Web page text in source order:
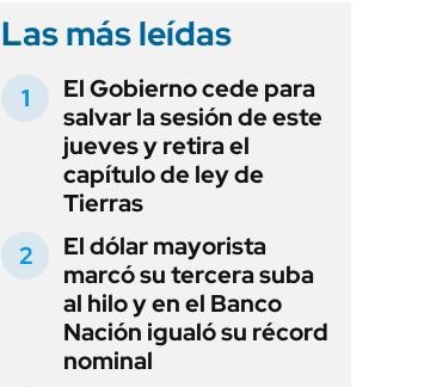
Las más leídas
El Gobierno cede para
salvar la sesión de este
jueves y retira el
capítulo de ley de
Tierras
El dólar mayorista
marcó su tercera suba
al hilo y en el Banco
Nación igualó su récord
nominal